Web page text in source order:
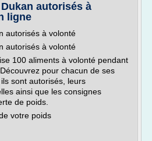
autorisés à
ligne
autorisés à volonté
autorisés à volonté
100 aliments à volonté pendant
pour chacun de ses
sont autorisés, leurs
ainsi que les consignes
de poids.
votre poids